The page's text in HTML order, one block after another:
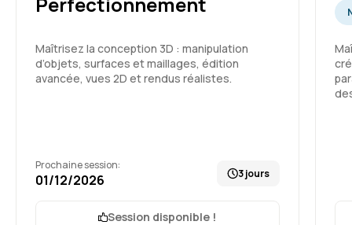
Maîtrisez la conception 3D : manipulation
d’objets, surfaces et maillages, édition
avancée, vues 2D et rendus réalistes.
Prochaine session:
01/12/2026 3 jours
Session disponible !